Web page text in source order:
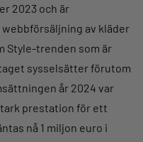
2023 och är
av kläder
Style-trenden som är
sysselsätter förutom
år 2024 var
prestation för ett
nå 1 miljon euro i